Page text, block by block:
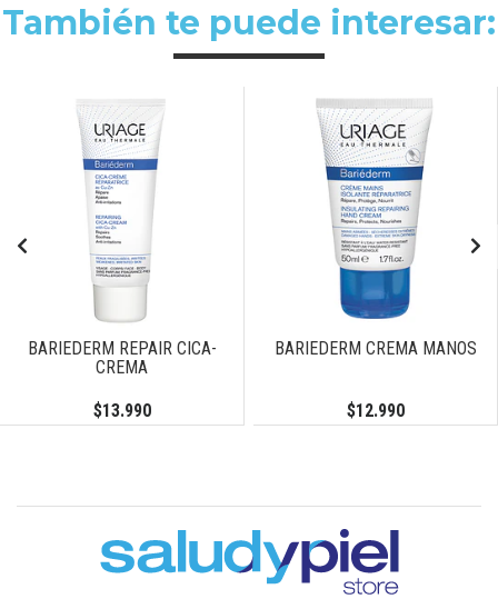
También te puede interesar:
BARIEDERM REPAIR CICA-
CREMA
$13.990
BARIEDERM CREMA MANOS
$12.990